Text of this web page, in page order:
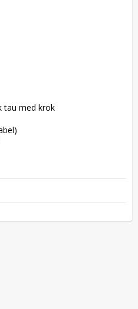
tau med krok